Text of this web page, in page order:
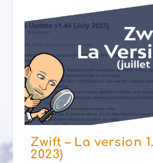
Zwift – La version
2023)